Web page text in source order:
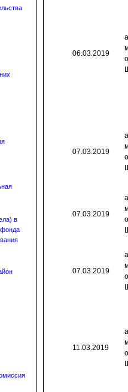
в
фонда
06.03.2019
07.03.2019
07.03.2019
07.03.2019
11.03.2019